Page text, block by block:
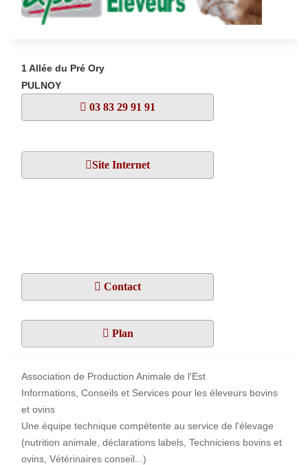
1 Allée du Pré Ory
PULNOY
03 83 29 91 91
Site Internet
Contact
Plan
Association de Production Animale de l'Est
Informations, Conseils et Services pour les éleveurs bovins
et ovins
Une équipe technique compétente au service de l'élevage
(nutrition animale, déclarations labels, Techniciens bovins et
ovins, Vétérinaires conseil...)